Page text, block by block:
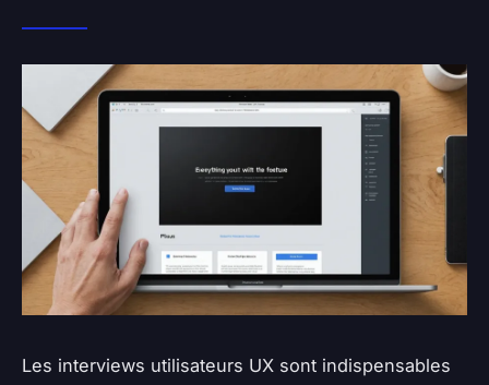
Les interviews utilisateurs UX sont indispensables